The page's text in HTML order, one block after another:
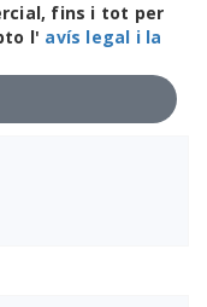
fins i tot per
l' avís legal i la